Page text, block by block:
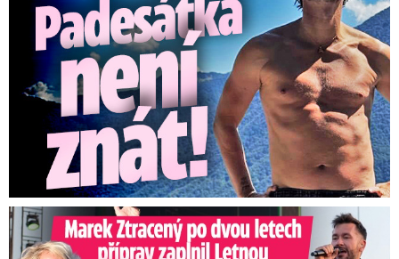
Marek Ztracený na Letné: Pártlová stopla koncert